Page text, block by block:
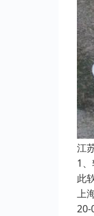
江
1
此
上
20-